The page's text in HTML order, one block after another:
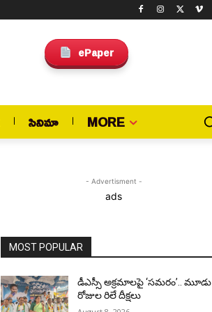
ePaper
సినిమా MORE
- Advertisment -
ads
MOST POPULAR
డీఎస్సీ అక్రమాలపై ‘సమరం’.. మూడు
రోజుల రిలే దీక్షలు